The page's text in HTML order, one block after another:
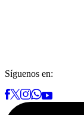
Síguenos en: